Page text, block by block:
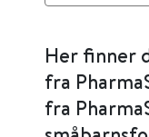
Her finner
fra
fra